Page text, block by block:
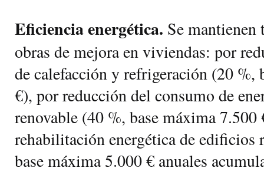
Eficiencia energética. Se mantienen
obras de mejora en viviendas: por
de calefacción y refrigeración (20 %,
€), por reducción del consumo de
renovable (40 %, base máxima 7.500
rehabilitación energética de edificios
base máxima 5.000 € anuales